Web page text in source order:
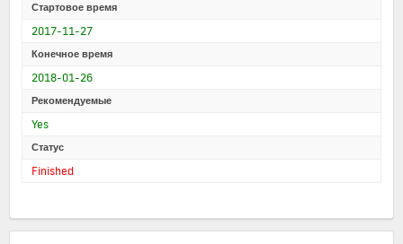
Стартовое время
2017-11-27
Конечное время
2018-01-26
Рекомендуемые
Yes
Статус
Finished